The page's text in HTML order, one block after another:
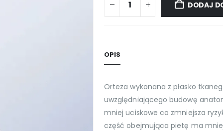
DODAJ
OPIS
Orteza wykonana z płasko
uwzględniającego budowę
mniej uciskowe co zmniejsza
część obejmująca pietę ma